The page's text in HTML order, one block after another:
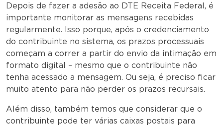
Depois de fazer a adesão ao DTE Receita Federal, é
importante monitorar as mensagens recebidas
regularmente. Isso porque, após o credenciamento
do contribuinte no sistema, os prazos processuais
começam a correr a partir do envio da intimação em
formato digital – mesmo que o contribuinte não
tenha acessado a mensagem. Ou seja, é preciso ficar
muito atento para não perder os prazos recursais.
Além disso, também temos que considerar que o
contribuinte pode ter várias caixas postais para